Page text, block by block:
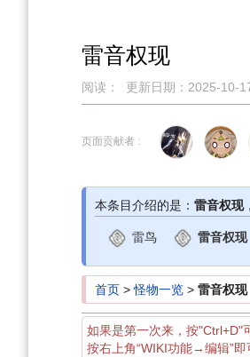
雷音权现
阅读： 更新日期： 2025-10-
到
到
页面贡献者 :
本条目介绍的是： 雷音权现
雷鸟 雷音权现
首页 >怪物一览 > 雷音权现
如果是第一次来，按
按右上角“WIKI功能→编辑”